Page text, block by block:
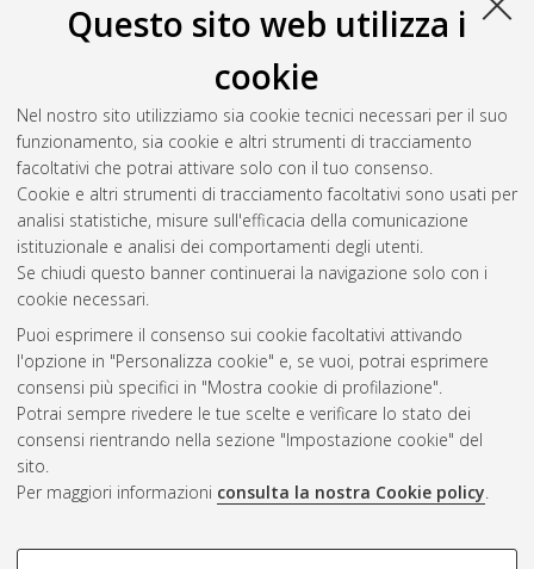
Questo sito web utilizza i
cookie
Nel nostro sito utilizziamo sia cookie tecnici necessari per il suo
funzionamento, sia cookie e altri strumenti di tracciamento
facoltativi che potrai attivare solo con il tuo consenso.
Cookie e altri strumenti di tracciamento facoltativi sono usati per
analisi statistiche, misure sull'efficacia della comunicazione
istituzionale e analisi dei comportamenti degli utenti.
Se chiudi questo banner continuerai la navigazione solo con i
cookie necessari.
Puoi esprimere il consenso sui cookie facoltativi attivando
l'opzione in "Personalizza cookie" e, se vuoi, potrai esprimere
consensi più specifici in "Mostra cookie di profilazione".
Potrai sempre rivedere le tue scelte e verificare lo stato dei
consensi rientrando nella sezione "Impostazione cookie" del
sito.
Per maggiori informazioni consulta la nostra Cookie policy.
COOKIE DI PROFILAZIONE -
Vettori, Francesco(2025)Per una solidarietà circolare: il
, [Dissertation thesis], Alma Mater Studiorum
Università di Bologna. Dottorato di ricerca in
politiche del globale, 37 Ciclo. DOI
10.48676/unibo/amsdottorato/12280.
Questa lista e' stata generata ilSat Aug 8 20:50:05 2026
Atom
Rss 1.0
Rss 2.0
ISSN: 2038-7946
Impostazioni Cookie